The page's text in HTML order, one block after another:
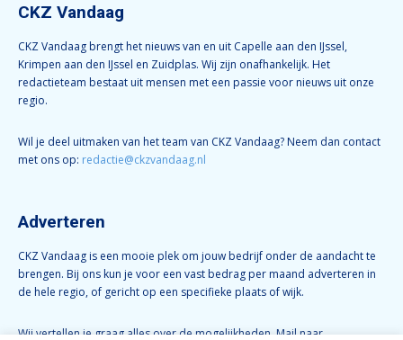
CKZ Vandaag
CKZ Vandaag brengt het nieuws van en uit Capelle aan den IJssel,
Krimpen aan den IJssel en Zuidplas. Wij zijn onafhankelijk. Het
redactieteam bestaat uit mensen met een passie voor nieuws uit onze
regio.
Wil je deel uitmaken van het team van CKZ Vandaag? Neem dan contact
met ons op: redactie@ckzvandaag.nl
Adverteren
CKZ Vandaag is een mooie plek om jouw bedrijf onder de aandacht te
brengen. Bij ons kun je voor een vast bedrag per maand adverteren in
de hele regio, of gericht op een specifieke plaats of wijk.
Wij vertellen je graag alles over de mogelijkheden. Mail naar